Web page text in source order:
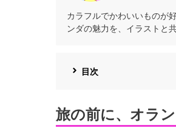
カラフルでかわいいものが
ンダの魅力を、イラストと
目次
旅の前に、オラ